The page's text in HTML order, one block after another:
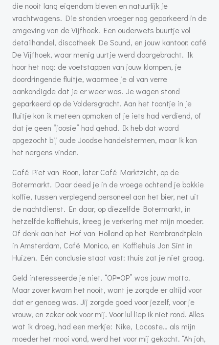
die nooit lang eigendom bleven en natuurlijk je
vrachtwagens. Die stonden vroeger nog geparkeerd in de
omgeving van de Vijfhoek. Een ouderwets buurtje vol
detailhandel, discotheek De Sound, en jouw kantoor: café
De Vijfhoek, waar menig uurtje werd doorgebracht. Ik
hoor het nog: de voetstappen van jouw klompen, je
doordringende fluitje, waarmee je al van verre
aankondigde dat je er weer was. Je wagen stond
geparkeerd op de Voldersgracht. Aan het toontje in je
fluitje kon ik meteen opmaken of je iets had verdiend, of
dat je geen “joosie” had gehad. Ik heb dat woord
opgezocht bij oude Joodse handelstermen, maar ik kon
het nergens vinden.
Café Piet van Roon, later Café Marktzicht, op de
Botermarkt. Daar deed je in de vroege ochtend je bakkie
koffie, tussen verplegend personeel aan het bier, net uit
de nachtdienst. En daar, op diezelfde Botermarkt, in
hetzelfde koffiehuis, kreeg je verkering met mijn moeder.
Of denk aan het Hof van Holland op het Rembrandtplein
in Amsterdam, Café Monico, en Koffiehuis Jan Sint in
Huizen. Eén conclusie staat vast: thuis zat je niet graag.
Geld interesseerde je niet. “OP=OP” was jouw motto.
Maar zover kwam het nooit, want je zorgde er altijd voor
dat er genoeg was. Jij zorgde goed voor jezelf, voor je
vrouw, en zeker ook voor mij. Voor lul liep ik niet rond. Alles
wat ik droeg, had een merkje: Nike, Lacoste… als mijn
moeder het mooi vond, werd het voor mij gekocht. “Ah joh,